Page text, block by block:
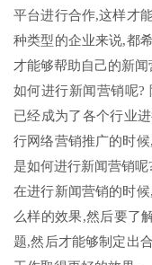
平台进行合作,这样才
种类型的企业来说,都
才能够帮助自己的新闻
如何进行新闻营销呢?
已经成为了各个行业
行网络营销推广的时
是如何进行新闻营销呢
在进行新闻营销的时
么样的效果,然后要了
题,然后才能够制定出